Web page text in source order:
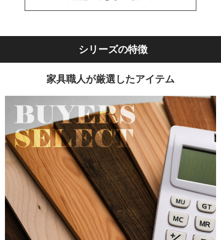
シリーズの特徴
家具職人が厳選したアイテム